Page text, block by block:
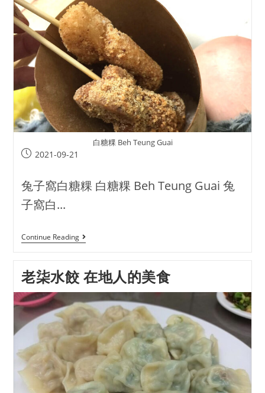
白糖粿 Beh Teung Guai
2021-09-21
兔子窩白糖粿 白糖粿 Beh Teung Guai 兔
子窩白...
Continue Reading
老柒水餃 在地人的美食